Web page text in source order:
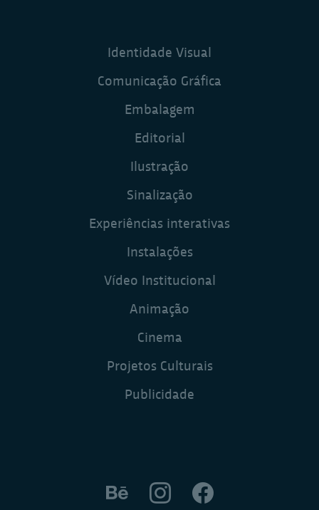
Identidade Visual
Comunicação Gráfica
Embalagem
Editorial
Ilustração
Sinalização
Experiências interativas
Instalações
Vídeo Institucional
Animação
Cinema
Projetos Culturais
Publicidade